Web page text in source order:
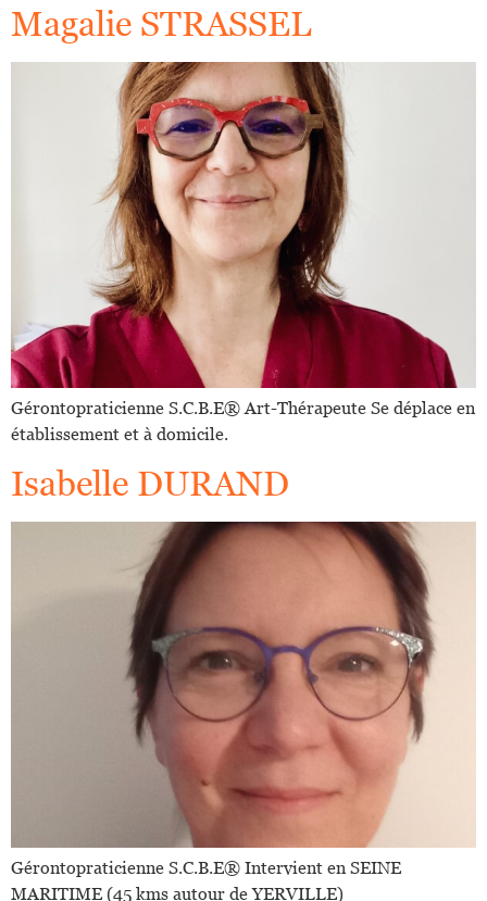
Magalie STRASSEL
Gérontopraticienne S.C.B.E®️ Art-Thérapeute Se déplace en
établissement et à domicile.
Isabelle DURAND
Gérontopraticienne S.C.B.E®️ Intervient en SEINE
MARITIME (45 kms autour de YERVILLE)